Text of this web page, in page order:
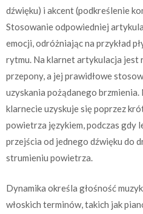
dźwięku) i akcent (podkreślenie
Stosowanie odpowiedniej
emocji, odróżniając na przykład
rytmu. Na klarnet artykulacja jest
przepony, a jej prawidłowe
uzyskania pożądanego brzmienia.
klarnecie uzyskuje się poprzez
powietrza językiem, podczas gdy
przejścia od jednego dźwięku do
strumieniu powietrza.
Dynamika określa głośność
włoskich terminów, takich jak